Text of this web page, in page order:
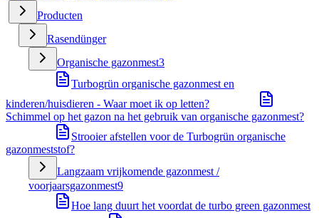
Producten
Rasendünger
Organische gazonmest3
Turbogrün organische gazonmest en
kinderen/huisdieren - Waar moet ik op letten?
Schimmel op het gazon na het gebruik van organische gazonmest?
Strooier afstellen voor de Turbogrün organische
gazonmeststof?
Langzaam vrijkomende gazonmest /
voorjaarsgazonmest9
Hoe lang duurt het voordat de turbo green gazonmest